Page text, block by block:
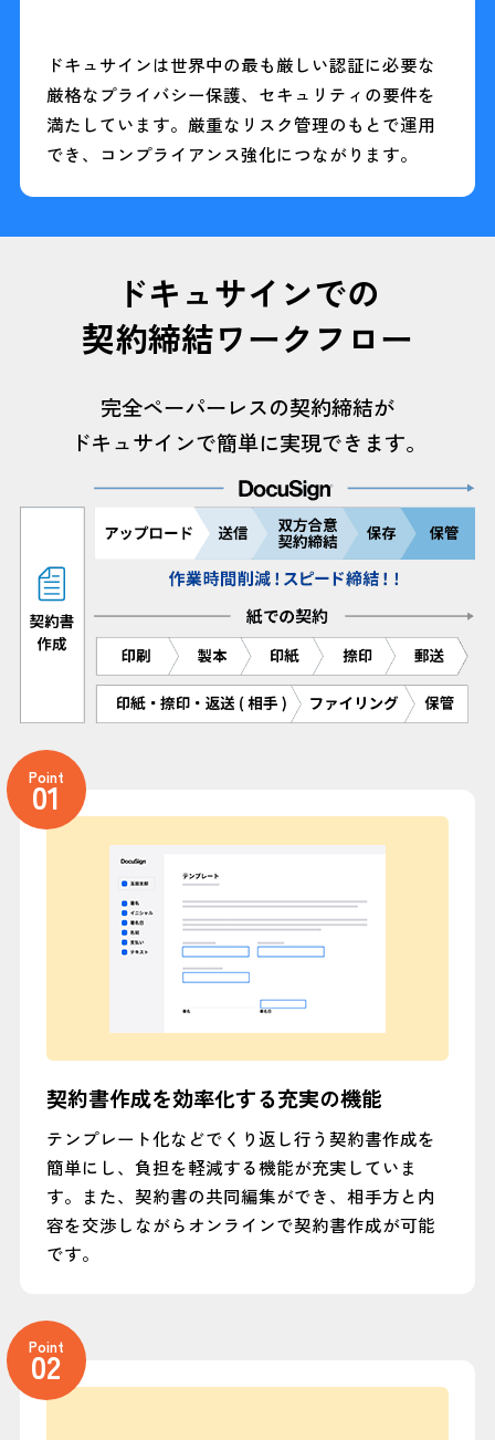
ドキュサインは世界中の最も厳しい認証に必要な
厳格なプライバシー保護、セキュリティの要件を
満たしています。厳重なリスク管理のもとで運用
でき、コンプライアンス強化につながります。
ドキュサインでの
契約締結ワークフロー
完全ペーパーレスの契約締結が
ドキュサインで簡単に実現できます。
契約書作成を効率化する充実の機能
テンプレート化などでくり返し行う契約書作成を
簡単にし、負担を軽減する機能が充実していま
す。また、契約書の共同編集ができ、相手方と内
容を交渉しながらオンラインで契約書作成が可能
です。
Point
01
Point
02